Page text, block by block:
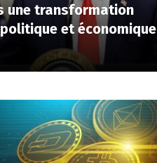
une transformation
et économique